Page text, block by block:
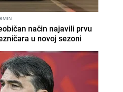
način najavili prvu
u novoj sezoni